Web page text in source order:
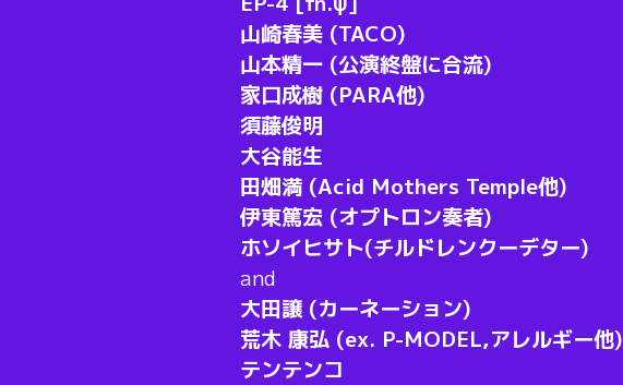
山崎春美 (TACO)
山本精一 (公演終盤に合流)
家口成樹 (PARA他)
須藤俊明
大谷能生
田畑満 (Acid Mothers Temple他)
伊東篤宏 (オプトロン奏者)
ホソイヒサト(チルドレンクーデター)
and
大田譲 (カーネーション)
荒木 康弘 (ex. P-MODEL,アレルギー他)
テンテンコ